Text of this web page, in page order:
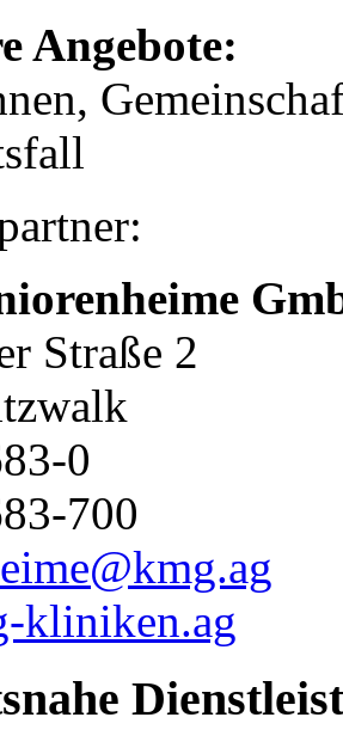
Angebote:
Straße 2
0
700
kliniken.ag